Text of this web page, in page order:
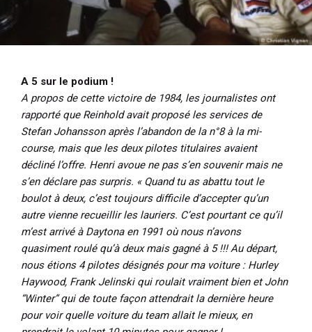
A 5 sur le podium !
A propos de cette victoire de 1984, les journalistes ont
rapporté que Reinhold avait proposé les services de
Stefan Johansson après l’abandon de la n°8 à la mi-
course, mais que les deux pilotes titulaires avaient
décliné l’offre. Henri avoue ne pas s’en souvenir mais ne
s’en déclare pas surpris. « Quand tu as abattu tout le
boulot à deux, c’est toujours difficile d’accepter qu’un
autre vienne recueillir les lauriers. C’est pourtant ce qu’il
m’est arrivé à Daytona en 1991 où nous n’avons
quasiment roulé qu’à deux mais gagné à 5 !!! Au départ,
nous étions 4 pilotes désignés pour ma voiture : Hurley
Haywood, Frank Jelinski qui roulait vraiment bien et John
“Winter” qui de toute façon attendrait la dernière heure
pour voir quelle voiture du team allait le mieux, en